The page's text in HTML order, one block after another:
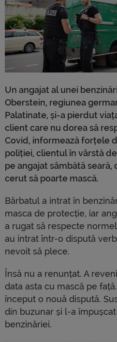
Un angajat al unei
Oberstein, regiunea
Palatinate, și-a pierdut
client care nu dorea să
Covid, informează forțele
poliției, clientul în vârstă
pe angajat sâmbătă seară,
cerut să poarte mască.
Bărbatul a intrat în
masca de protecție, iar
a rugat să respecte
au intrat într-o dispută
nevoit să plece.
Însă nu a renunțat. A
data asta cu mască pe
început o nouă dispută.
din buzunar și l-a
benzinăriei.